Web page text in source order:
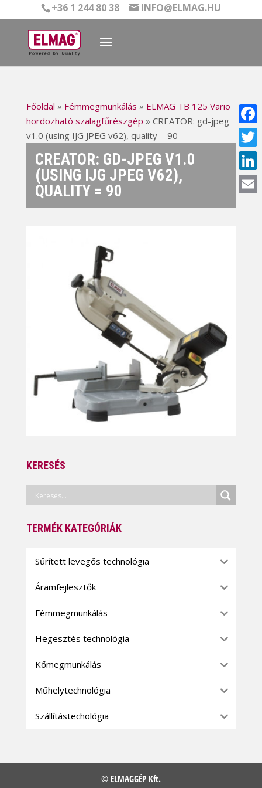
+36 1 244 80 38 INFO@ELMAG.HU
Főoldal » Fémmegmunkálás » ELMAG TB 125 Vario
hordozható szalagfűrészgép » CREATOR: gd-jpeg
v1.0 (using IJG JPEG v62), quality = 90
CREATOR: GD-JPEG V1.0
(USING IJG JPEG V62),
QUALITY = 90
KERESÉS
TERMÉK KATEGÓRIÁK
Sűrített levegős technológia
Áramfejlesztők
Fémmegmunkálás
Hegesztés technológia
Kőmegmunkálás
Műhelytechnológia
Szállítástechológia
© ELMAGGÉP Kft.